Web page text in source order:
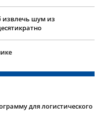
шум из
для логистического